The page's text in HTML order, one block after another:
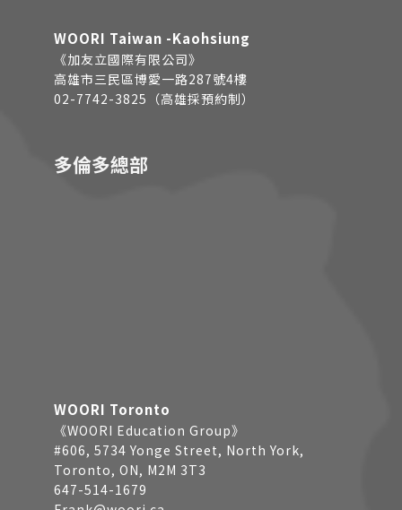
WOORI Taiwan -Kaohsiung
《加友立國際有限公司》
高雄市三民區博愛一路287號4樓
02-7742-3825（高雄採預約制）
多倫多總部
WOORI Toronto
《WOORI Education Group》
#606, 5734 Yonge Street, North York,
Toronto, ON, M2M 3T3
647-514-1679